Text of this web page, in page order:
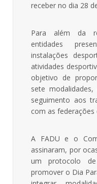
receber no dia 28
Para além da
entidades
instalações
atividades
objetivo de
sete
seguimento aos
com as federações
A FADU e o
assinaram, por
um protocolo
promover o Dia